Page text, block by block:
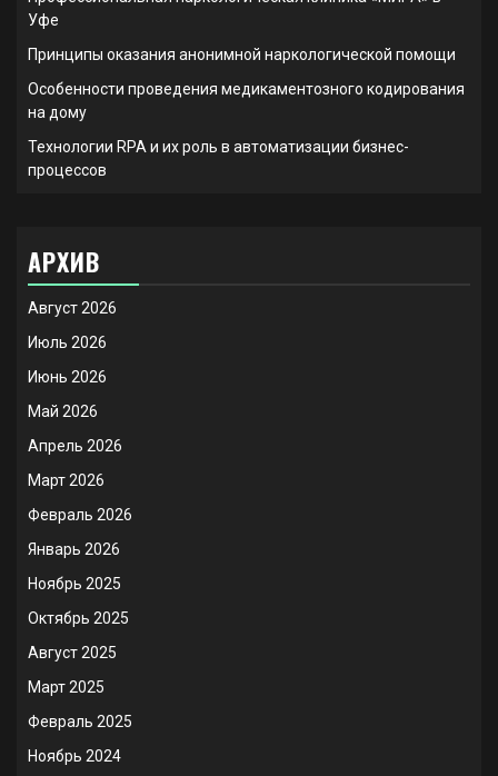
Уфе
Принципы оказания анонимной наркологической помощи
Особенности проведения медикаментозного кодирования
на дому
Технологии RPA и их роль в автоматизации бизнес-
процессов
АРХИВ
Август 2026
Июль 2026
Июнь 2026
Май 2026
Апрель 2026
Март 2026
Февраль 2026
Январь 2026
Ноябрь 2025
Октябрь 2025
Август 2025
Март 2025
Февраль 2025
Ноябрь 2024